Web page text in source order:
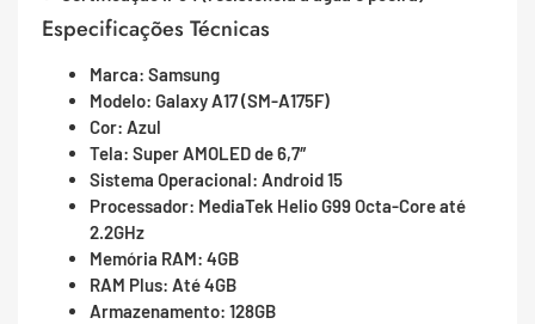
Especificações Técnicas
Marca: Samsung
Modelo: Galaxy A17 (SM-A175F)
Cor: Azul
Tela: Super AMOLED de 6,7″
Sistema Operacional: Android 15
Processador: MediaTek Helio G99 Octa-Core até
2.2GHz
Memória RAM: 4GB
RAM Plus: Até 4GB
Armazenamento: 128GB